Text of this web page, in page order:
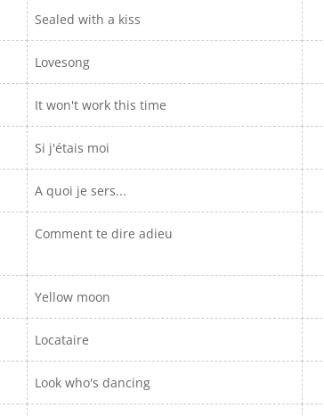
Sealed with a kiss
Lovesong
It won't work this time
Si j'étais moi
A quoi je sers...
Comment te dire adieu
Yellow moon
Locataire
Look who's dancing